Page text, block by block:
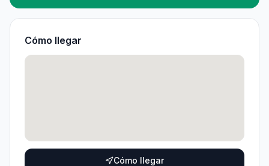
Cómo llegar
Cómo llegar